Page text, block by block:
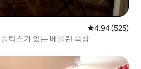
평점 4.94점(5
4.94 (525)
릭스가 있는 베를린 옥상